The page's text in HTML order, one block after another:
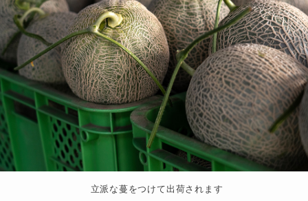
立派な蔓をつけて出荷されます